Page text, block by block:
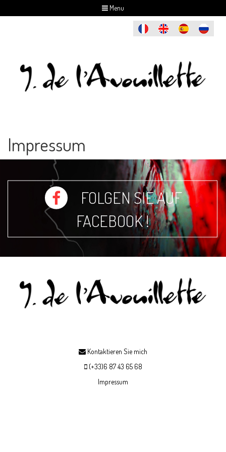
Menu
Impressum
FOLGEN SIE AUF
FACEBOOK !
Kontaktieren Sie mich
(+33)6 87 43 65 68
Impressum